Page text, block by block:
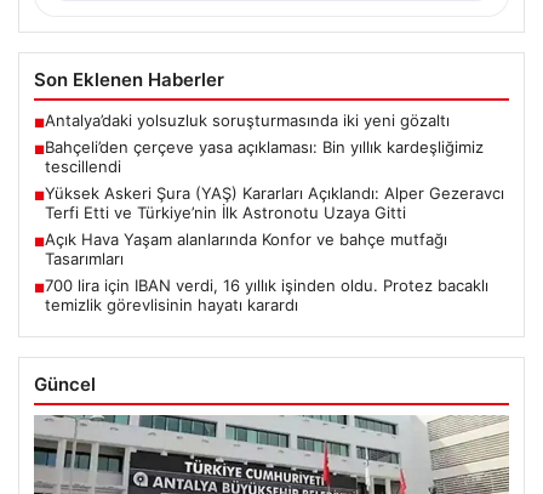
Son Eklenen Haberler
■Antalya’daki yolsuzluk soruşturmasında iki yeni gözaltı
■Bahçeli’den çerçeve yasa açıklaması: Bin yıllık kardeşliğimiz
tescillendi
■Yüksek Askeri Şura (YAŞ) Kararları Açıklandı: Alper Gezeravcı
Terfi Etti ve Türkiye’nin İlk Astronotu Uzaya Gitti
■Açık Hava Yaşam alanlarında Konfor ve bahçe mutfağı
Tasarımları
■700 lira için IBAN verdi, 16 yıllık işinden oldu. Protez bacaklı
temizlik görevlisinin hayatı karardı
Güncel